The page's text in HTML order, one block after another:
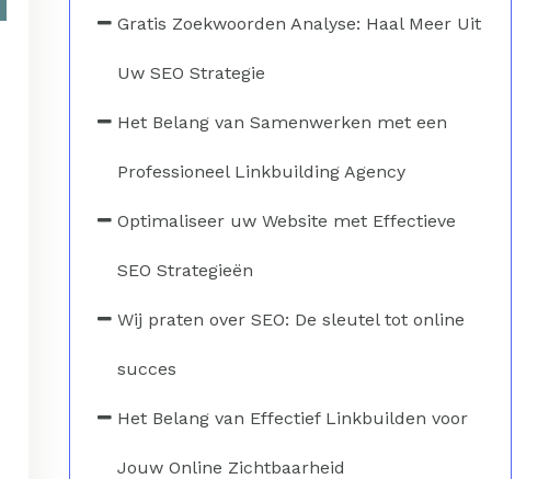
Gratis Zoekwoorden Analyse: Haal Meer Uit
Uw SEO Strategie
Het Belang van Samenwerken met een
Professioneel Linkbuilding Agency
Optimaliseer uw Website met Effectieve
SEO Strategieën
Wij praten over SEO: De sleutel tot online
succes
Het Belang van Effectief Linkbuilden voor
Jouw Online Zichtbaarheid